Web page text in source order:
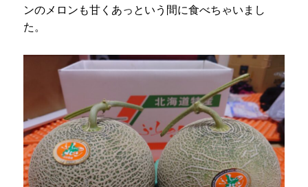
ンのメロンも甘くあっという間に食べちゃいまし
た。